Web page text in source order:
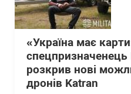
«Україна має
спецпризначенець
розкрив нові
дронів Katran